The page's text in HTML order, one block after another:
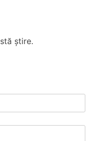
știre.